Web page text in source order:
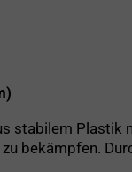
stabilem Plastik
bekämpfen.